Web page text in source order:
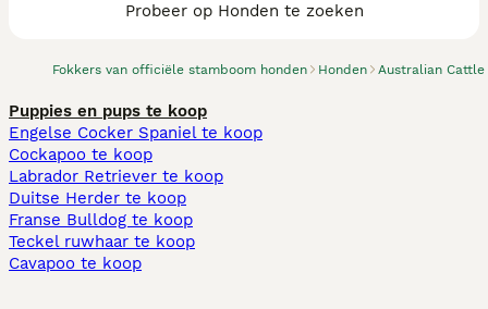
Fokkers van officiële stamboom honden Honden Australian Cattle
Probeer op Honden te zoeken
Puppies en pups te koop
Engelse Cocker Spaniel te koop
Cockapoo te koop
Labrador Retriever te koop
Duitse Herder te koop
Franse Bulldog te koop
Teckel ruwhaar te koop
Cavapoo te koop